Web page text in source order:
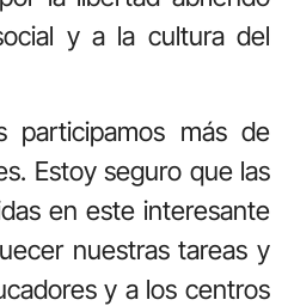
y a la cultura del
participamos más de
Estoy seguro que las
en este interesante
nuestras tareas y
y a los centros